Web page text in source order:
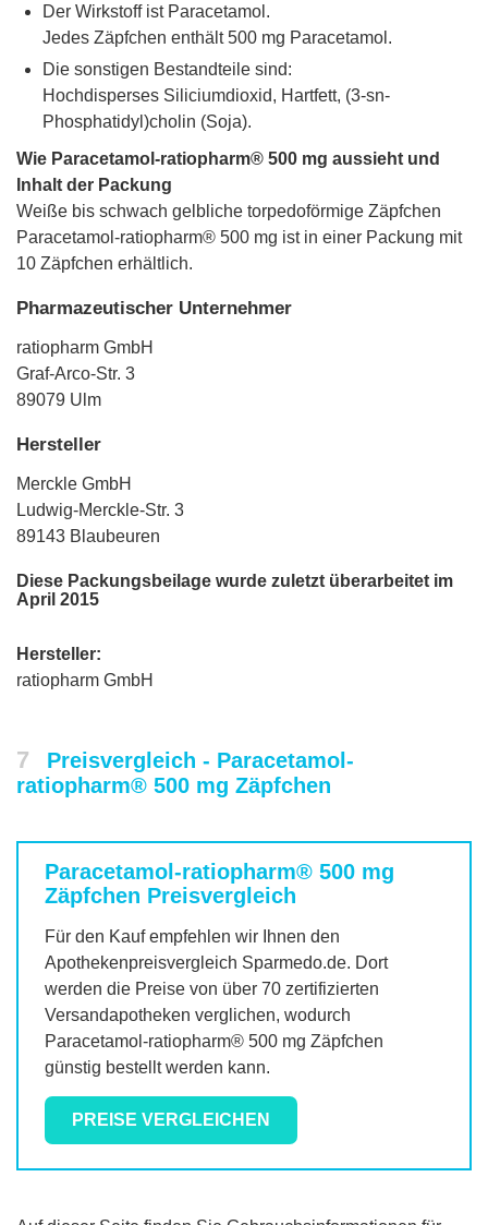
Der Wirkstoff ist Paracetamol.
Jedes Zäpfchen enthält 500 mg Paracetamol.
Die sonstigen Bestandteile sind:
Hochdisperses Siliciumdioxid, Hartfett, (3-sn-
Phosphatidyl)cholin (Soja).
Wie Paracetamol-ratiopharm® 500 mg aussieht und
Inhalt der Packung
Weiße bis schwach gelbliche torpedoförmige Zäpfchen
Paracetamol-ratiopharm® 500 mg ist in einer Packung mit
10 Zäpfchen erhältlich.
Pharmazeutischer Unternehmer
ratiopharm GmbH
Graf-Arco-Str. 3
89079 Ulm
Hersteller
Merckle GmbH
Ludwig-Merckle-Str. 3
89143 Blaubeuren
Diese Packungsbeilage wurde zuletzt überarbeitet im
April 2015
Hersteller:
ratiopharm GmbH
7
Preisvergleich - Paracetamol-
ratiopharm® 500 mg Zäpfchen
Paracetamol-ratiopharm® 500 mg
Zäpfchen Preisvergleich
Für den Kauf empfehlen wir Ihnen den
Apothekenpreisvergleich Sparmedo.de. Dort
werden die Preise von über 70 zertifizierten
Versandapotheken verglichen, wodurch
Paracetamol-ratiopharm® 500 mg Zäpfchen
günstig bestellt werden kann.
PREISE VERGLEICHEN